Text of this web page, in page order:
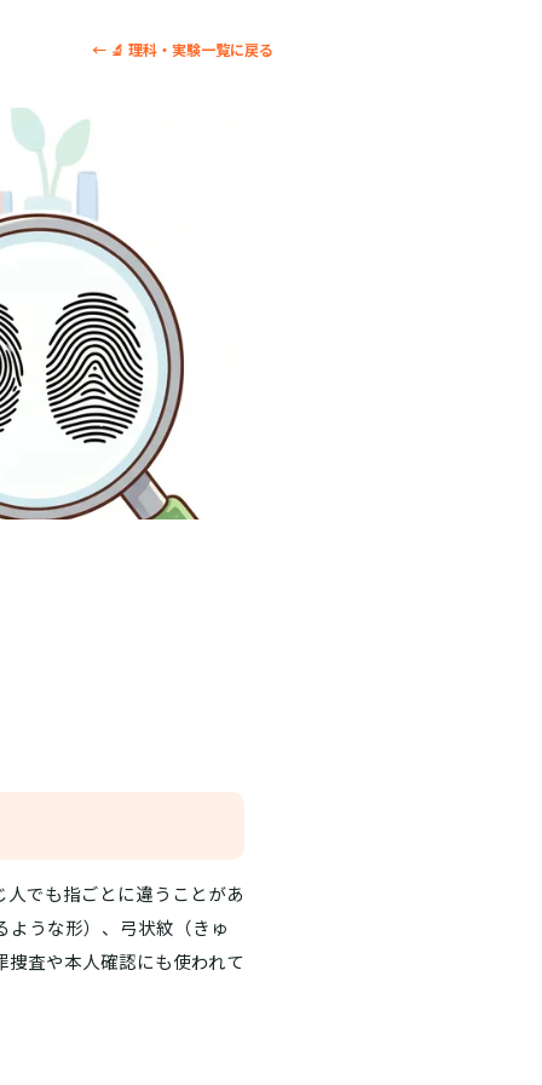
← 🔬 理科・実験一覧に戻る
でも指ごとに違うことがあ
うな形）、弓状紋（きゅ
査や本人確認にも使われて